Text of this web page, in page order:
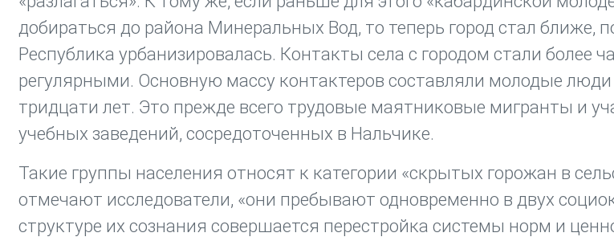
добираться до района Минеральных Вод, то теперь город стал ближе,
Республика урбанизировалась. Контакты села с городом стали более
регулярными. Основную массу контактеров составляли молодые люди
тридцати лет. Это прежде всего трудовые маятниковые мигранты и
учебных заведений, сосредоточенных в Нальчике.
Такие группы населения относят к категории «скрытых горожан в
отмечают исследователи, «они пребывают одновременно в двух
структуре их сознания совершается перестройка системы норм и